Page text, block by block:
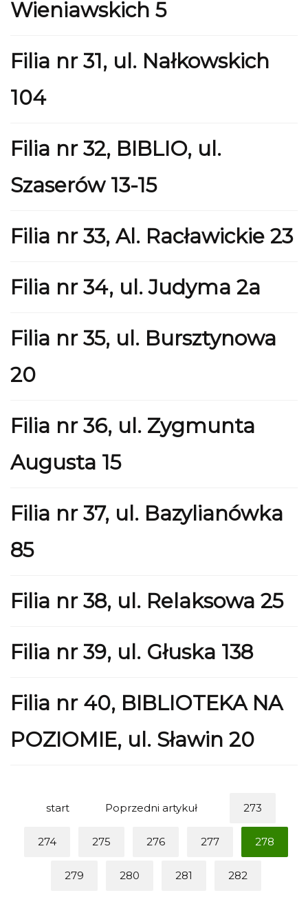
Wieniawskich 5
Filia nr 31, ul. Nałkowskich
104
Filia nr 32, BIBLIO, ul.
Szaserów 13-15
Filia nr 33, Al. Racławickie 23
Filia nr 34, ul. Judyma 2a
Filia nr 35, ul. Bursztynowa
20
Filia nr 36, ul. Zygmunta
Augusta 15
Filia nr 37, ul. Bazylianówka
85
Filia nr 38, ul. Relaksowa 25
Filia nr 39, ul. Głuska 138
Filia nr 40, BIBLIOTEKA NA
POZIOMIE, ul. Sławin 20
start Poprzedni artykuł 273
274 275 276 277 278
279 280 281 282